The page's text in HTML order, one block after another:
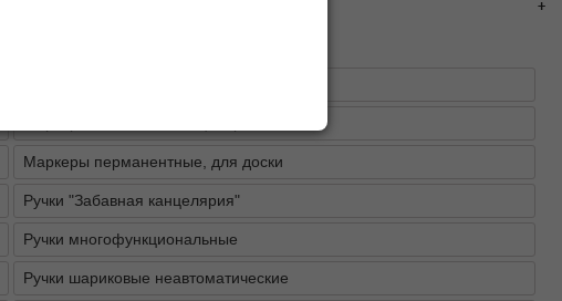
Маркеры перманентные, для доски
Ручки "Забавная канцелярия"
Ручки многофункциональные
Ручки шариковые неавтоматические